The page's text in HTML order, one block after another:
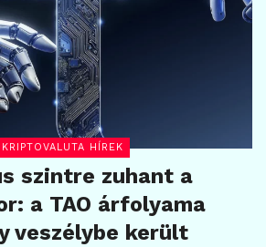
KRIPTOVALUTA HÍREK
szintre zuhant a
a TAO árfolyama
veszélybe került